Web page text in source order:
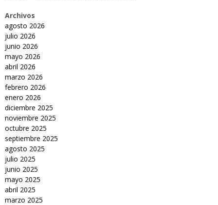
Archivos
agosto 2026
julio 2026
junio 2026
mayo 2026
abril 2026
marzo 2026
febrero 2026
enero 2026
diciembre 2025
noviembre 2025
octubre 2025
septiembre 2025
agosto 2025
julio 2025
junio 2025
mayo 2025
abril 2025
marzo 2025